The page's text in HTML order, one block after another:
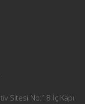
Sitesi No:18 İç Kapı